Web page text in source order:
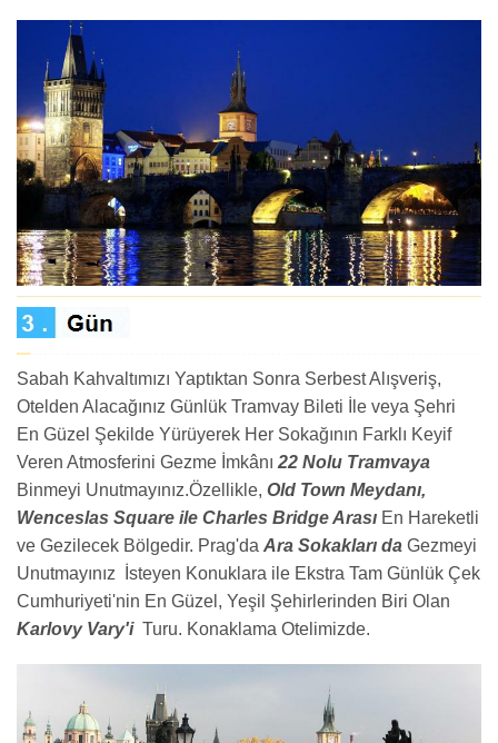
Sabah Kahvaltımızı Yaptıktan Sonra Serbest Alışveriş,
Otelden Alacağınız Günlük Tramvay Bileti İle veya Şehri
En Güzel Şekilde Yürüyerek Her Sokağının Farklı Keyif
Veren Atmosferini Gezme İmkânı 22 Nolu Tramvaya
Binmeyi Unutmayınız.Özellikle, Old Town Meydanı,
Wenceslas Square ile Charles Bridge Arası En Hareketli
ve Gezilecek Bölgedir. Prag'da Ara Sokakları da Gezmeyi
Unutmayınız İsteyen Konuklara ile Ekstra Tam Günlük Çek
Cumhuriyeti'nin En Güzel, Yeşil Şehirlerinden Biri Olan
Karlovy Vary'iTuru. Konaklama Otelimizde.